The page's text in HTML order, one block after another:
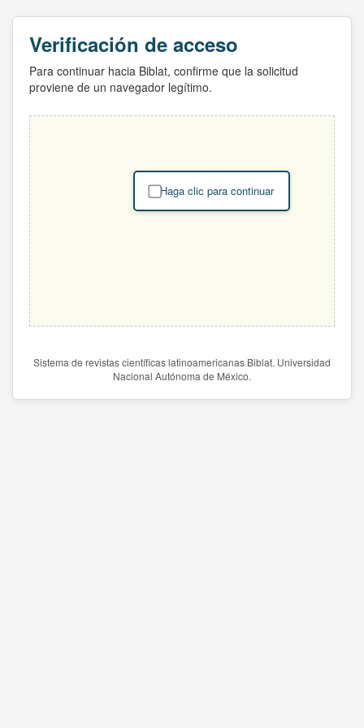
Verificación de acceso
Para continuar hacia Biblat, confirme que la solicitud
proviene de un navegador legítimo.
Haga clic para continuar
Sistema de revistas científicas latinoamericanas Biblat. Universidad
Nacional Autónoma de México.